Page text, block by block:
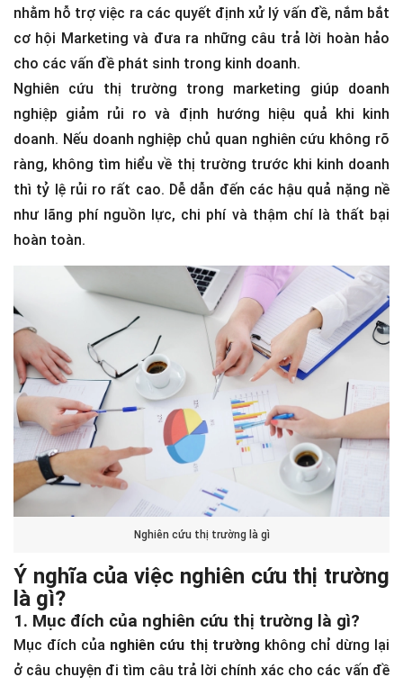
nhằm hỗ trợ việc ra các quyết định xử lý vấn đề, nắm bắt
cơ hội Marketing và đưa ra những câu trả lời hoàn hảo
cho các vấn đề phát sinh trong kinh doanh.
Nghiên cứu thị trường trong marketing giúp doanh
nghiệp giảm rủi ro và định hướng hiệu quả khi kinh
doanh. Nếu doanh nghiệp chủ quan nghiên cứu không rõ
ràng, không tìm hiểu về thị trường trước khi kinh doanh
thì tỷ lệ rủi ro rất cao. Dễ dẫn đến các hậu quả nặng nề
như lãng phí nguồn lực, chi phí và thậm chí là thất bại
hoàn toàn.
Nghiên cứu thị trường là gì
Ý nghĩa của việc nghiên cứu thị trường
là gì?
1. Mục đích của nghiên cứu thị trường là gì?
Mục đích của nghiên cứu thị trường không chỉ dừng lại
ở câu chuyện đi tìm câu trả lời chính xác cho các vấn đề